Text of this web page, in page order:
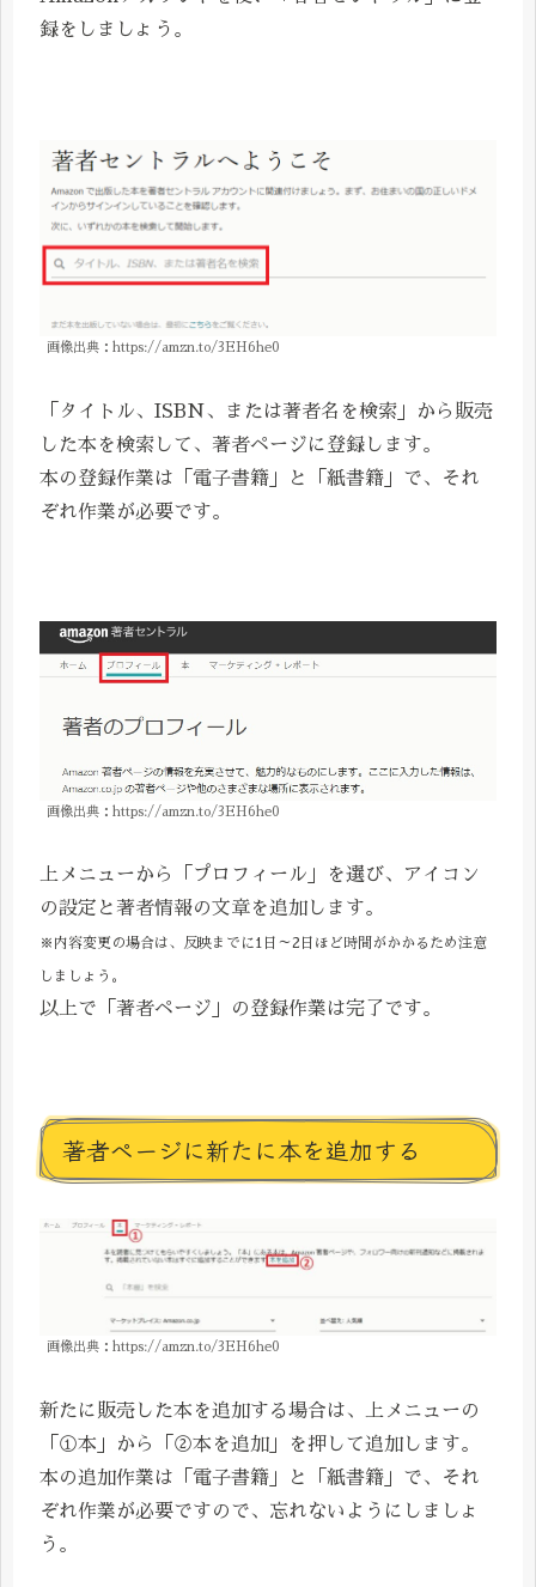
録をしましょう。
画像出典：https://amzn.to/3EH6he0
「タイトル、ISBN、または著者名を検索」から販売
した本を検索して、著者ページに登録します。
本の登録作業は「電子書籍」と「紙書籍」で、それ
ぞれ作業が必要です。
画像出典：https://amzn.to/3EH6he0
上メニューから「プロフィール」を選び、アイコン
の設定と著者情報の文章を追加します。
※内容変更の場合は、反映までに1日～2日ほど時間がかかるため注意
しましょう。
以上で「著者ページ」の登録作業は完了です。
著者ページに新たに本を追加する
画像出典：https://amzn.to/3EH6he0
新たに販売した本を追加する場合は、上メニューの
「①本」から「②本を追加」を押して追加します。
本の追加作業は「電子書籍」と「紙書籍」で、それ
ぞれ作業が必要ですので、忘れないようにしましょ
う。